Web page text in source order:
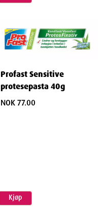
Profast Sensitive
protesepasta 40g
NOK 77.00
Kjøp